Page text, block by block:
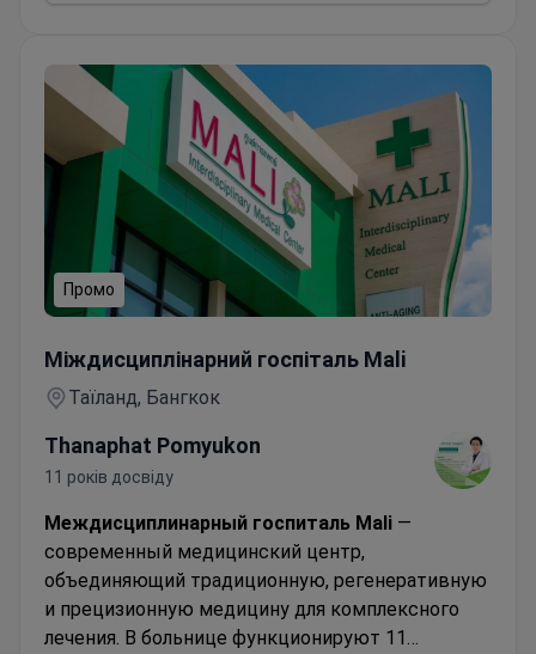
Промо
Міждисциплінарний госпіталь Mali
Таїланд, Бангкок
Thanaphat Pomyukon
11 років досвіду
Междисциплинарный госпиталь Mali —
современный медицинский центр,
объединяющий традиционную, регенеративную
и прецизионную медицину для комплексного
лечения. В больнице функционируют 11